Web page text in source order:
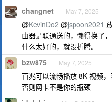
changnet May 7, 2025
@KevinDo2 @jspoon2021
由器是联通送的，懒得换了
什么太好的，就没折腾。
bzw875 May 7, 2025
百兆可以流畅播放 8K 视频
否则网卡不是你的瓶颈